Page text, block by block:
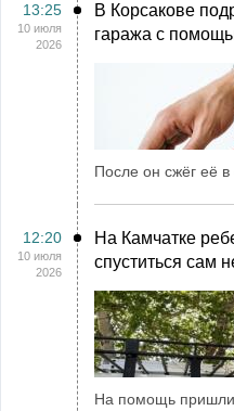
13:25
10 июля
2026
В Корсакове
гаража с
После он сжёг её
12:20
10 июля
2026
На Камчатке
спуститься сам
На помощь пришли